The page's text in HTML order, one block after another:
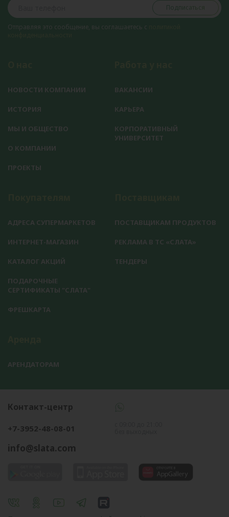
Подписаться
Отправляя это сообщение, вы соглашаетесь с
НОВОСТИ КОМПАНИИ
ИСТОРИЯ
МЫ И ОБЩЕСТВО
О КОМПАНИИ
ПРОЕКТЫ
ВАКАНСИИ
КАРЬЕРА
КОРПОРАТИВНЫЙ
УНИВЕРСИТЕТ
АДРЕСА СУПЕРМАРКЕТОВ
ИНТЕРНЕТ-МАГАЗИН
КАТАЛОГ АКЦИЙ
ПОДАРОЧНЫЕ
СЕРТИФИКАТЫ "СЛАТА"
ФРЕШКАРТА
ПОСТАВЩИКАМ ПРОДУКТОВ
РЕКЛАМА В ТС «СЛАТА»
ТЕНДЕРЫ
АРЕНДАТОРАМ
Контакт-центр
+7-3952-48-08-01
info@slata.com